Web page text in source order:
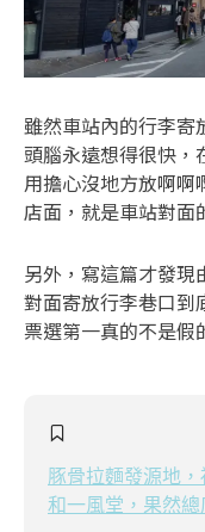
雖然車站內的行李寄
頭腦永遠想得很快，
用擔心沒地方放啊啊
店面，就是車站對面
另外，寫這篇才發
對面寄放行李巷口到
票選第一真的不是假
豚骨拉麵發源地
和一風堂，果然